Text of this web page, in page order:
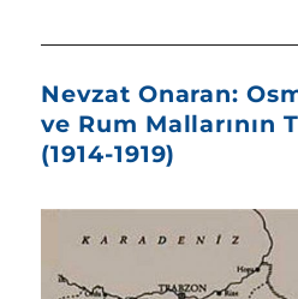
Nevzat Onaran:
ve Rum Mallarının
(1914-1919)